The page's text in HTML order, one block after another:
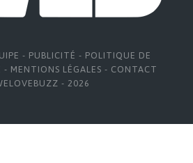
- PUBLICITÉ - POLITIQUE DE
- MENTIONS LÉGALES - CONTACT
- 2026